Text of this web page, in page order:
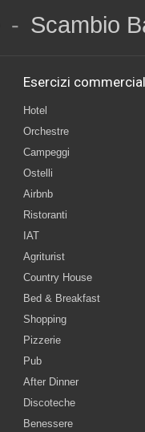
- Scambio
Esercizi
Hotel
Orchestre
Campeggi
Ostelli
Airbnb
Ristoranti
IAT
Agriturist
Country House
Bed & Breakfast
Shopping
Pizzerie
Pub
After Dinner
Discoteche
Benessere